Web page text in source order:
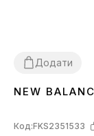
Додати
3637 38394041
NEW
Код:FKS2351533